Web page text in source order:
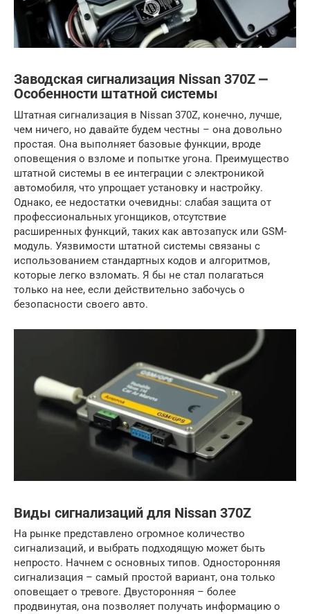
Заводская сигнализация Nissan 370Z ⎼
Особенности штатной системы
Штатная сигнализация в Nissan 370Z, конечно, лучше,
чем ничего, но давайте будем честны – она довольно
простая. Она выполняет базовые функции, вроде
оповещения о взломе и попытке угона. Преимущество
штатной системы в ее интеграции с электроникой
автомобиля, что упрощает установку и настройку.
Однако, ее недостатки очевидны: слабая защита от
профессиональных угонщиков, отсутствие
расширенных функций, таких как автозапуск или GSM-
модуль. Уязвимости штатной системы связаны с
использованием стандартных кодов и алгоритмов,
которые легко взломать. Я бы не стал полагаться
только на нее, если действительно забочусь о
безопасности своего авто.
Виды сигнализаций для Nissan 370Z
На рынке представлено огромное количество
сигнализаций, и выбрать подходящую может быть
непросто. Начнем с основных типов. Односторонняя
сигнализация – самый простой вариант, она только
оповещает о тревоге. Двусторонняя – более
продвинутая, она позволяет получать информацию о